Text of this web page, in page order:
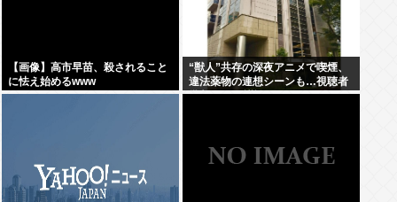
【画像】高市早苗、殺されること
に怯え始めるwww
“獣人”共存の深夜アニメで喫煙、
違法薬物の連想シーンも…視聴者
批判でBPO議論